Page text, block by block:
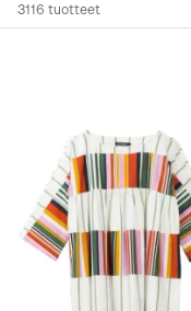
3116 tuotteet